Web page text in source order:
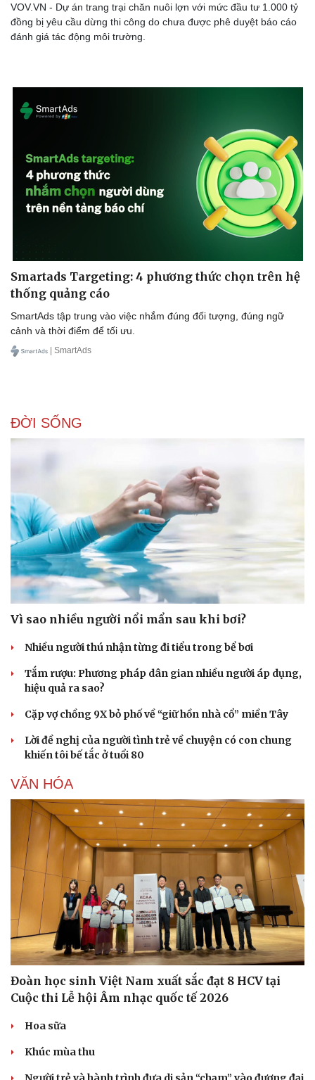
Thế giới thể thao
Doanh nghiệp
VOV.VN - Dự án trang trại chăn nuôi lợn với mức đầu tư 1.000 tỷ
đồng bị yêu cầu dừng thi công do chưa được phê duyệt báo cáo
đánh giá tác động môi trường.
Smartads Targeting: 4 phương thức chọn trên hệ
thống quảng cáo
SmartAds tập trung vào việc nhắm đúng đối tượng, đúng ngữ
cảnh và thời điểm để tối ưu.
| SmartAds
ĐỜI SỐNG
Vì sao nhiều người nổi mẩn sau khi bơi?
Nhiều người thú nhận từng đi tiểu trong bể bơi
Tắm rượu: Phương pháp dân gian nhiều người áp dụng,
hiệu quả ra sao?
Cặp vợ chồng 9X bỏ phố về “giữ hồn nhà cổ” miền Tây
Lời đề nghị của người tình trẻ về chuyện có con chung
khiến tôi bế tắc ở tuổi 80
VĂN HÓA
Đoàn học sinh Việt Nam xuất sắc đạt 8 HCV tại
Cuộc thi Lễ hội Âm nhạc quốc tế 2026
Hoa sữa
Khúc mùa thu